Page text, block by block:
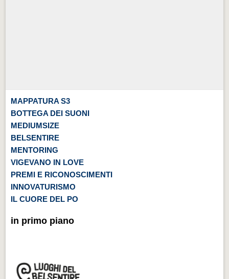
MAPPATURA S3
BOTTEGA DEI SUONI
MEDIUMSIZE
BELSENTIRE
MENTORING
VIGEVANO IN LOVE
PREMI E RICONOSCIMENTI
INNOVATURISMO
IL CUORE DEL PO
in primo piano